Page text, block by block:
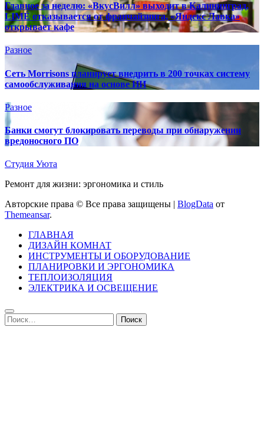
Главное за неделю: «ВкусВилл» выходит в Калининград,
LIMÉ отказывается от франчайзинга, «Яндекс Лавка»
открывает кафе
Разное
Сеть Morrisons планирует внедрить в 200 точках систему
самообслуживания на основе ИИ
Разное
Банки смогут блокировать переводы при обнаружении
вредоносного ПО
Студия Уюта
Ремонт для жизни: эргономика и стиль
Авторские права © Все права защищены | BlogData от
Themeansar.
ГЛАВНАЯ
ДИЗАЙН КОМНАТ
ИНСТРУМЕНТЫ И ОБОРУДОВАНИЕ
ПЛАНИРОВКИ И ЭРГОНОМИКА
ТЕПЛОИЗОЛЯЦИЯ
ЭЛЕКТРИКА И ОСВЕЩЕНИЕ
Найти: